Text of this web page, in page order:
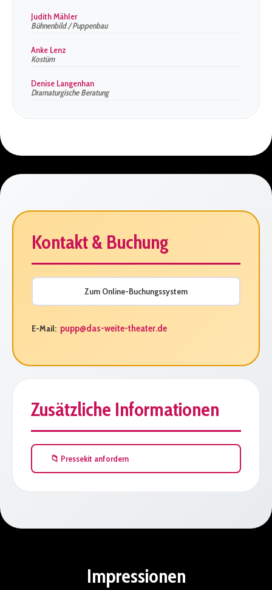
Judith Mähler
Bühnenbild / Puppenbau
Anke Lenz
Kostüm
Denise Langenhan
Dramaturgische Beratung
Kontakt & Buchung
Zum Online-Buchungssystem
E-Mail: pupp@das-weite-theater.de
Zusätzliche Informationen
📁 Pressekit anfordern
Impressionen